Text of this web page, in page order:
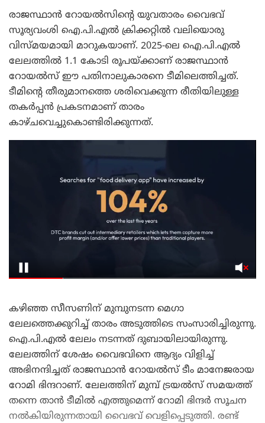
രാജസ്ഥാൻ റോയൽസിന്റെ യുവതാരം വൈഭവ്
സൂര്യവംശി ഐ.പി.എൽ ക്രിക്കറ്റിൽ വലിയൊരു
വിസ്മയമായി മാറുകയാണ്. 2025-ലെ ഐ.പി.എൽ
ലേലത്തിൽ 1.1 കോടി രൂപയ്ക്കാണ് രാജസ്ഥാൻ
റോയൽസ് ഈ പതിനാലുകാരനെ ടീമിലെത്തിച്ചത്.
ടീമിന്റെ തീരുമാനത്തെ ശരിവെക്കുന്ന രീതിയിലുള്ള
തകർപ്പൻ പ്രകടനമാണ് താരം
കാഴ്ചവെച്ചുകൊണ്ടിരിക്കുന്നത്.
കഴിഞ്ഞ സീസണിന് മുമ്പുനടന്ന മെഗാ
ലേലത്തെക്കുറിച്ച് താരം അടുത്തിടെ സംസാരിച്ചിരുന്നു.
ഐ.പി.എൽ ലേലം നടന്നത് ദുബായിലായിരുന്നു.
ലേലത്തിന് ശേഷം വൈഭവിനെ ആദ്യം വിളിച്ച്
അഭിനന്ദിച്ചത് രാജസ്ഥാൻ റോയൽസ് ടീം മാനേജരായ
റോമി ഭിന്ദറാണ്. ലേലത്തിന് മുമ്പ് ട്രയൽസ് സമയത്ത്
തന്നെ താൻ ടീമിൽ എത്തുമെന്ന് റോമി ഭിന്ദർ സൂചന
നൽകിയിരുന്നതായി വൈഭവ് വെളിപ്പെടുത്തി. രണ്ട്